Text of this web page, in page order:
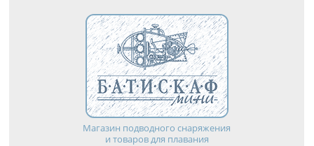
Магазин подводного снаряжения
и товаров для плавания